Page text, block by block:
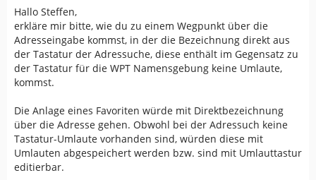
Hallo Steffen,
erkläre mir bitte, wie du zu einem Wegpunkt über die
Adresseingabe kommst, in der die Bezeichnung direkt aus
der Tastatur der Adressuche, diese enthält im Gegensatz zu
der Tastatur für die WPT Namensgebung keine Umlaute,
kommst.
Die Anlage eines Favoriten würde mit Direktbezeichnung
über die Adresse gehen. Obwohl bei der Adressuch keine
Tastatur-Umlaute vorhanden sind, würden diese mit
Umlauten abgespeichert werden bzw. sind mit Umlauttastur
editierbar.